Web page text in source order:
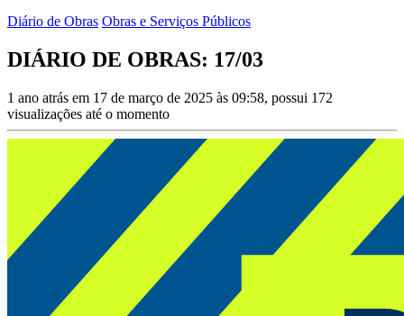
Diário de Obras Obras e Serviços Públicos
DIÁRIO DE OBRAS: 17/03
1 ano atrás em 17 de março de 2025 às 09:58, possui 172
visualizações até o momento